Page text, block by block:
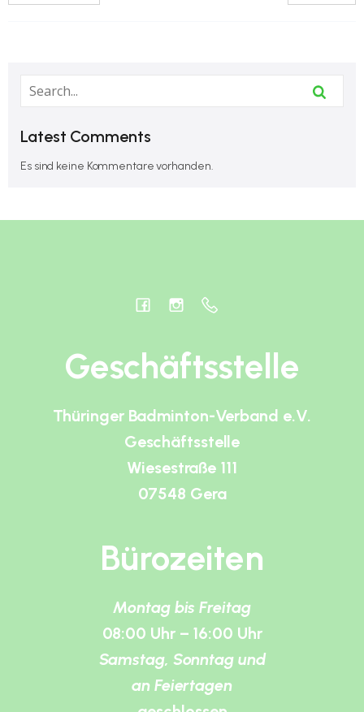
Latest Comments
Es sind keine Kommentare vorhanden.
Geschäftsstelle
Thüringer Badminton-Verband e.V.
Geschäftsstelle
Wiesestraße 111
07548 Gera
Bürozeiten
Montag bis Freitag
08:00 Uhr – 16:00 Uhr
Samstag, Sonntag und
an Feiertagen